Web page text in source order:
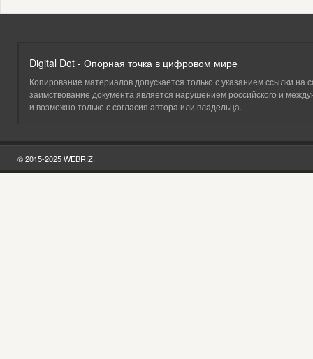
Digital Dot - Опорная точка в цифровом мире
Копирование материалов допускается только с указанием ссылки на
заимствование документа является нарушением российского и
и возможно только с согласия автора или владельца.
© 2015-2025 WEBRIZ.